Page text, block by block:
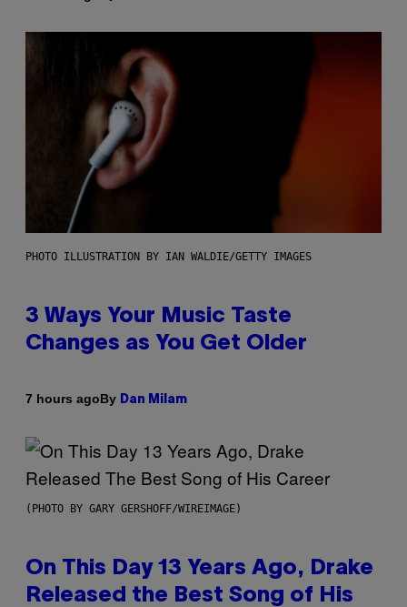
PHOTO ILLUSTRATION BY IAN WALDIE/GETTY IMAGES
3 Ways Your Music Taste
Changes as You Get Older
7 hours agoBy Dan Milam
(PHOTO BY GARY GERSHOFF/WIREIMAGE)
On This Day 13 Years Ago, Drake
Released the Best Song of His